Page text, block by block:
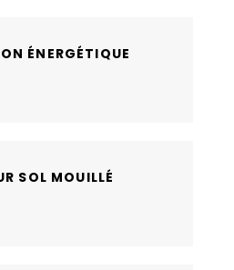
ÉNERGÉTIQUE
SOL MOUILLÉ